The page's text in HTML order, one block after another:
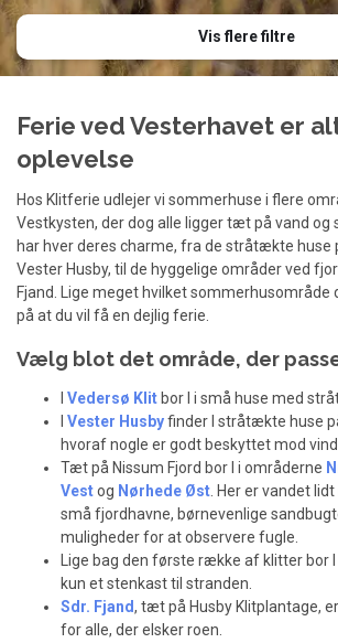
Vis flere filtre
Ferie ved Vesterhavet er
oplevelse
Hos Klitferie udlejer vi sommerhuse i flere
Vestkysten, der dog alle ligger tæt på vand og
har hver deres charme, fra de stråtækte huse
Vester Husby, til de hyggelige områder ved
Fjand. Lige meget hvilket sommerhusområde
på at du vil få en dejlig ferie.
Vælg blot det område, der
Vedersø Klit bor I i små huse med
Vester Husbyfinder I stråtækte huse
hvoraf nogle er godt beskyttet mod
Tæt på Nissum Fjord bor I i områderne
Vestog Nørhede Øst . Her er vandet
små fjordhavne, børnevenlige
muligheder for at observere fugle.
Lige bag den første række af klitter bor I
kun et stenkast til stranden.
Sdr. Fjand, tæt på Husby Klitplantage,
for alle, der elsker roen.